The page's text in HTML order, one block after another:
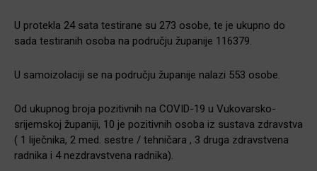
U protekla 24 sata testirane su 273 osobe, te je ukupno do
sada testiranih osoba na području županije 116379.
U samoizolaciji se na području županije nalazi 553 osobe.
Od ukupnog broja pozitivnih na COVID-19 u Vukovarsko-
srijemskoj županiji, 10 je pozitivnih osoba iz sustava zdravstva
( 1 liječnika, 2 med. sestre / tehničara , 3 druga zdravstvena
radnika i 4 nezdravstvena radnika).